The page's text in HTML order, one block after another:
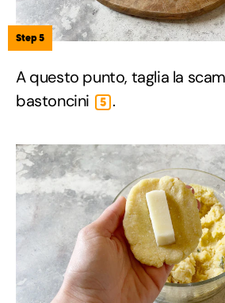
Step 5
A questo punto, taglia la
bastoncini
5 .